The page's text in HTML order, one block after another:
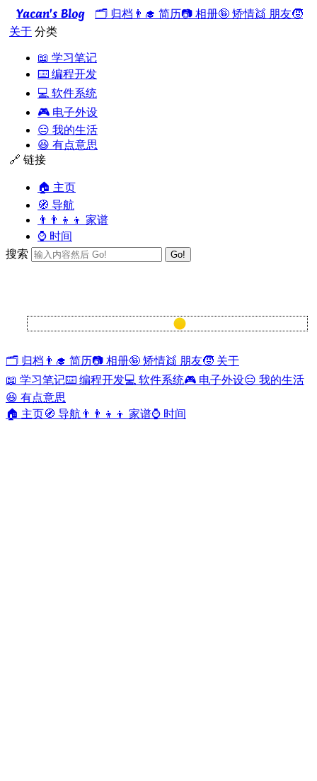
Yacan's Blog 🗂️ 归档 👨‍🎓 简历📷 相册🤪 矫情👯 朋友🧒
关于 分类
📖 学习笔记
⌨️ 编程开发
💻 软件系统
🎮 电子外设
😑 我的生活
😆 有点意思
🔗 链接
🏠 主页
🧭 导航
👨‍👨‍👦‍👦 家谱
⌚ 时间
搜索
Go!
🗂️ 归档 👨‍🎓 简历📷 相册🤪 矫情👯 朋友🧒 关于
📖 学习笔记⌨️ 编程开发💻 软件系统🎮 电子外设😑 我的生活
😆 有点意思
🏠 主页🧭 导航 👨‍👨‍👦‍👦 家谱⌚ 时间